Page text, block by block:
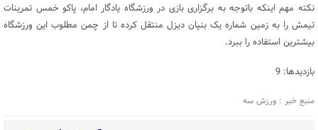
نکته مهم اینکه باتوجه به برگزاری بازی در ورزشگاه یادگار امام، پاکو خمس تمرینات
تیمش را به زمین شماره یک بنیان دیزل منتقل کرده تا از چمن مطلوب این ورزشگاه
بیشترین استفاده را ببرد.
بازدیدها: 9
منبع خبر : ورزش سه